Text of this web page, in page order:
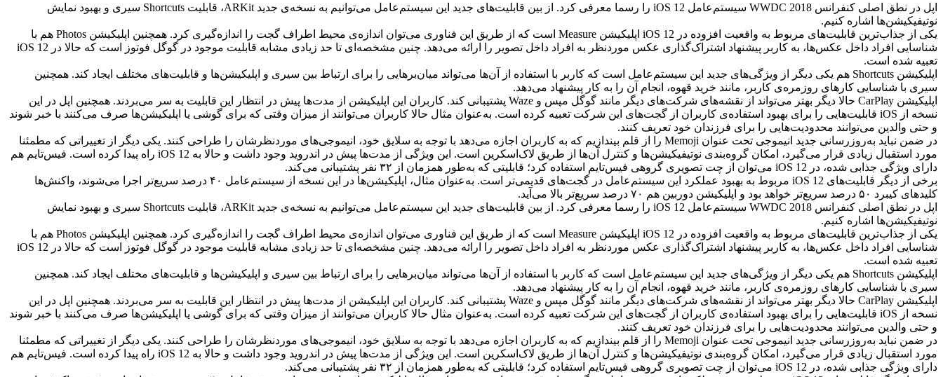
اپل در نطق اصلی کنفرانس WWDC 2018 سیستم‌عامل iOS 12 را رسما معرفی کرد. از بین قابلیت‌های جدید این سیستم‌عامل می‌توانیم به نسخه‌ی جدید ARKit، قابلیت Shortcuts سیری و بهبود نمایش
نوتیفیکیشن‌ها اشاره کنیم.
یکی از جذاب‌ترین قابلیت‌های مربوط به واقعیت افزوده در iOS 12 اپلیکیشن Measure است که از طریق این فناوری می‌توان اندازه‌ی محیط اطراف گجت را اندازه‌گیری کرد. همچنین اپلیکیشن Photos هم با
شناسایی افراد داخل عکس‌ها، به کاربر پیشنهاد اشتراک‌گذاری عکس موردنظر به افراد داخل تصویر را ارائه می‌دهد. چنین مشخصه‌ای تا حد زیادی مشابه قابلیت موجود در گوگل فوتوز است که حالا در iOS 12
تعبیه شده است.
اپلیکیشن Shortcuts هم یکی دیگر از ویژگی‌های جدید این سیستم‌عامل است که کاربر با استفاده از آن‌ها می‌تواند میان‌برهایی را برای ارتباط بین سیری و اپلیکیشن‌ها و قابلیت‌های مختلف ایجاد کند. همچنین
سیری با شناسایی کارهای روزمره‌ی کاربر، مانند خرید قهوه، انجام آن را به کار پیشنهاد می‌دهد.
اپلیکیشن CarPlay حالا دیگر بهتر می‌تواند از نقشه‌های شرکت‌های دیگر مانند گوگل مپس و Waze پشتیبانی کند. کاربران این اپلیکیشن از مدت‌ها پیش در انتظار این قابلیت به سر می‌بردند. همچنین اپل در این
نسخه از iOS قابلیت‌هایی را برای بهبود استفاده‌ی کاربران از گجت‌های این شرکت تعبیه کرده است. به‌عنوان مثال حالا کاربران می‌توانند از میزان وقتی که برای گوشی یا اپلیکیشن‌ها صرف می‌کنند با خبر شوند
و حتی والدین می‌توانند محدودیت‌هایی را برای فرزندان خود تعریف کنند.
در ضمن نباید به‌روزرسانی جدید انیموجی تحت عنوان Memoji را از قلم بیندازیم که به کاربران اجازه می‌دهد با توجه به سلایق خود، انیموجی‌های موردنظرشان را طراحی کنند. یکی دیگر از تغییراتی که مطمئنا
مورد استقبال زیادی قرار می‌گیرد، امکان گروه‌بندی نوتیفیکیشن‌ها و کنترل آن‌ها از طریق لاک‌اسکرین است. این ویژگی از مدت‌ها پیش در اندروید وجود داشت و حالا به iOS 12 راه پیدا کرده است. فیس‌تایم هم
دارای ویژگی جذابی شده، در iOS 12 می‌توان از چت تصویری گروهی فیس‌تایم استفاده کرد؛ قابلیتی که به‌طور همزمان از ۳۲ نفر پشتیبانی می‌کند.
برخی از دیگر قابلیت‌های iOS 12 مربوط به بهبود عملکرد این سیستم‌عامل در گجت‌های قدیمی‌تر است. به‌عنوان مثال، اپلیکیشن‌ها در این نسخه از سیستم‌عامل ۴۰ درصد سریع‌تر اجرا می‌شوند، واکنش‌ها
کلیدهای کیبرد ۵۰ درصد سریع‌تر خواهد بود و اپلیکیشن دوربین هم ۷۰ درصد سریع‌تر بالا می‌آید.
اپل در نطق اصلی کنفرانس WWDC 2018 سیستم‌عامل iOS 12 را رسما معرفی کرد. از بین قابلیت‌های جدید این سیستم‌عامل می‌توانیم به نسخه‌ی جدید ARKit، قابلیت Shortcuts سیری و بهبود نمایش
نوتیفیکیشن‌ها اشاره کنیم.
یکی از جذاب‌ترین قابلیت‌های مربوط به واقعیت افزوده در iOS 12 اپلیکیشن Measure است که از طریق این فناوری می‌توان اندازه‌ی محیط اطراف گجت را اندازه‌گیری کرد. همچنین اپلیکیشن Photos هم با
شناسایی افراد داخل عکس‌ها، به کاربر پیشنهاد اشتراک‌گذاری عکس موردنظر به افراد داخل تصویر را ارائه می‌دهد. چنین مشخصه‌ای تا حد زیادی مشابه قابلیت موجود در گوگل فوتوز است که حالا در iOS 12
تعبیه شده است.
اپلیکیشن Shortcuts هم یکی دیگر از ویژگی‌های جدید این سیستم‌عامل است که کاربر با استفاده از آن‌ها می‌تواند میان‌برهایی را برای ارتباط بین سیری و اپلیکیشن‌ها و قابلیت‌های مختلف ایجاد کند. همچنین
سیری با شناسایی کارهای روزمره‌ی کاربر، مانند خرید قهوه، انجام آن را به کار پیشنهاد می‌دهد.
اپلیکیشن CarPlay حالا دیگر بهتر می‌تواند از نقشه‌های شرکت‌های دیگر مانند گوگل مپس و Waze پشتیبانی کند. کاربران این اپلیکیشن از مدت‌ها پیش در انتظار این قابلیت به سر می‌بردند. همچنین اپل در این
نسخه از iOS قابلیت‌هایی را برای بهبود استفاده‌ی کاربران از گجت‌های این شرکت تعبیه کرده است. به‌عنوان مثال حالا کاربران می‌توانند از میزان وقتی که برای گوشی یا اپلیکیشن‌ها صرف می‌کنند با خبر شوند
و حتی والدین می‌توانند محدودیت‌هایی را برای فرزندان خود تعریف کنند.
در ضمن نباید به‌روزرسانی جدید انیموجی تحت عنوان Memoji را از قلم بیندازیم که به کاربران اجازه می‌دهد با توجه به سلایق خود، انیموجی‌های موردنظرشان را طراحی کنند. یکی دیگر از تغییراتی که مطمئنا
مورد استقبال زیادی قرار می‌گیرد، امکان گروه‌بندی نوتیفیکیشن‌ها و کنترل آن‌ها از طریق لاک‌اسکرین است. این ویژگی از مدت‌ها پیش در اندروید وجود داشت و حالا به iOS 12 راه پیدا کرده است. فیس‌تایم هم
دارای ویژگی جذابی شده، در iOS 12 می‌توان از چت تصویری گروهی فیس‌تایم استفاده کرد؛ قابلیتی که به‌طور همزمان از ۳۲ نفر پشتیبانی می‌کند.